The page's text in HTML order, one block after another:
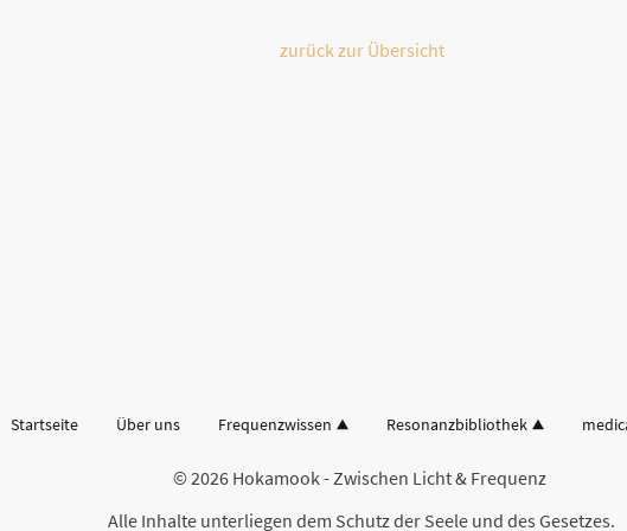
zurück zur Übersicht
Startseite Über uns Frequenzwissen Resonanzbibliothek
© 2026 Hokamook - Zwischen Licht & Frequenz
Alle Inhalte unterliegen dem Schutz der Seele und des Gesetzes.